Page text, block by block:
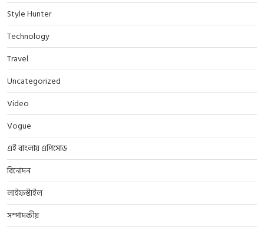
Style Hunter
Technology
Travel
Uncategorized
Video
Vogue
এই বাংলায় এপিসোড
বিনোদন
লাইফস্টাইল
সম্পাদকীয়